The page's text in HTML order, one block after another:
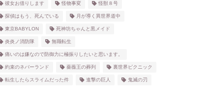
彼女お借りします 怪物事変 怪獣８号
探偵はもう、死んでいる 月が導く異世界道中
東京BABYLON 死神坊ちゃんと黒メイド
炎炎ノ消防隊 無職転生
痛いのは嫌なので防御力に極振りしたいと思います。
約束のネバーランド 薔薇王の葬列 裏世界ピクニック
転生したらスライムだった件 進撃の巨人 鬼滅の刃